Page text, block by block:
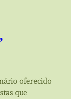
oferecido
que